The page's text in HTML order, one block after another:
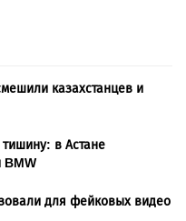
казахстанцев и
в Астане
BMW
для фейковых видео